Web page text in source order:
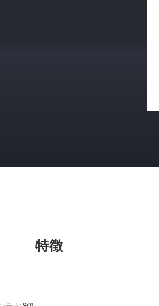
特徴